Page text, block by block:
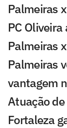
Palmeiras
PC
Palmeiras
Palmeiras
vantagem
Atuação
Fortaleza